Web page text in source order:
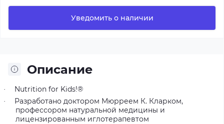
Уведомить о наличии
Описание
· Nutrition for Kids!®
·
Разработано доктором Мюрреем К. Кларком,
профессором натуральной медицины и
лицензированным иглотерапевтом